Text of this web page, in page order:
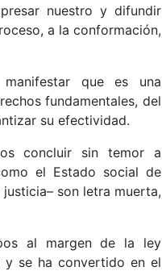
nuestro y difundir
a la conformación,
que es una
fundamentales, del
su efectividad.
concluir sin temor a
el Estado social de
son letra muerta,
al margen de la ley
y se ha convertido en el